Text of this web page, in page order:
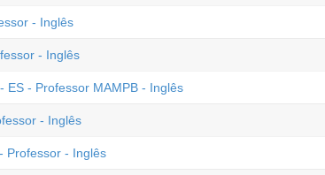
- Inglês
- Inglês
ES - Professor MAMPB - Inglês
- Inglês
Professor - Inglês